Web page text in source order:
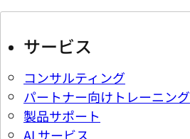
サービス
コンサルティング
パートナー向けトレーニング
製品サポート
AI サービス